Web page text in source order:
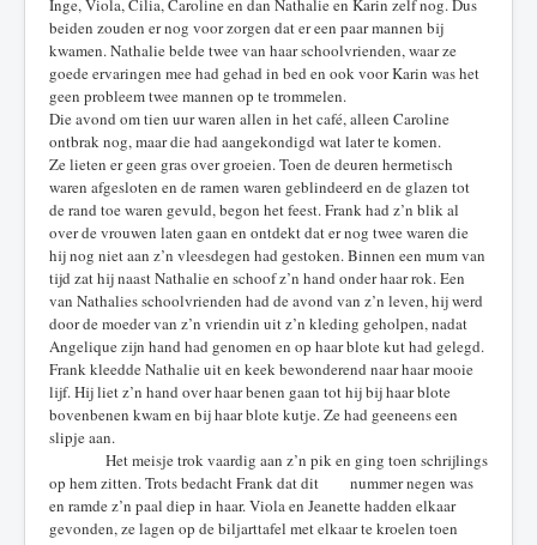
Inge, Viola, Cilia, Caroline en dan Nathalie en Karin zelf nog. Dus
beiden zouden er nog voor zorgen dat er een paar mannen bij
kwamen. Nathalie belde twee van haar schoolvrienden, waar ze
goede ervaringen mee had gehad in bed en ook voor Karin was het
geen probleem twee mannen op te trommelen.
Die avond om tien uur waren allen in het café, alleen Caroline
ontbrak nog, maar die had aangekondigd wat later te komen.
Ze lieten er geen gras over groeien. Toen de deuren hermetisch
waren afgesloten en de ramen waren geblindeerd en de glazen tot
de rand toe waren gevuld, begon het feest. Frank had z’n blik al
over de vrouwen laten gaan en ontdekt dat er nog twee waren die
hij nog niet aan z’n vleesdegen had gestoken. Binnen een mum van
tijd zat hij naast Nathalie en schoof z’n hand onder haar rok. Een
van Nathalies schoolvrienden had de avond van z’n leven, hij werd
door de moeder van z’n vriendin uit z’n kleding geholpen, nadat
Angelique zijn hand had genomen en op haar blote kut had gelegd.
Frank kleedde Nathalie uit en keek bewonderend naar haar mooie
lijf. Hij liet z’n hand over haar benen gaan tot hij bij haar blote
bovenbenen kwam en bij haar blote kutje. Ze had geeneens een
slipje aan.
Het meisje trok vaardig aan z’n pik en ging toen schrijlings
op hem zitten. Trots bedacht Frank dat dit nummer negen was
en ramde z’n paal diep in haar. Viola en Jeanette hadden elkaar
gevonden, ze lagen op de biljarttafel met elkaar te kroelen toen